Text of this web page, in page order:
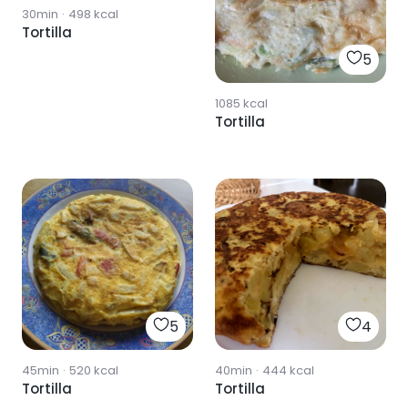
30min · 498 kcal
Tortilla
5
1085 kcal
Tortilla
5
45min · 520 kcal
Tortilla
4
40min · 444 kcal
Tortilla